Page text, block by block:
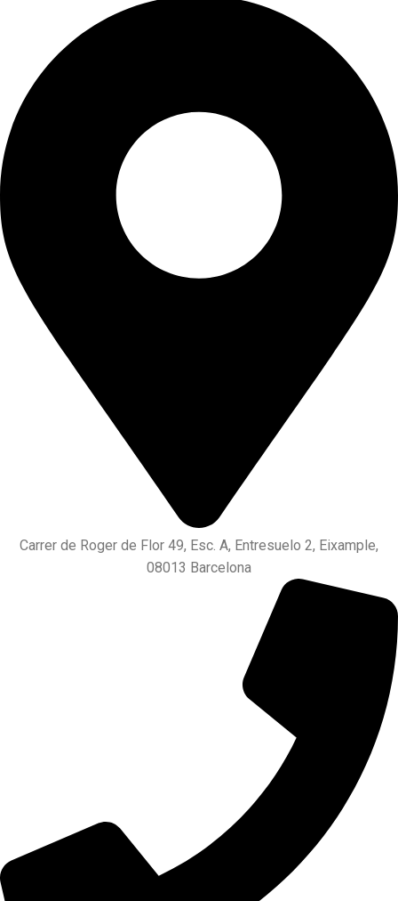
Carrer de Roger de Flor 49, Esc. A, Entresuelo 2, Eixample,
08013 Barcelona